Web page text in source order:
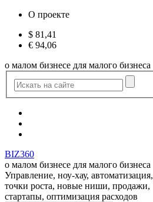
О проекте
$ 81,41
€ 94,06
о малом бизнесе для малого бизнеса
BIZ360
о малом бизнесе для малого бизнеса
Управление, ноу-хау, автоматизация,
точки роста, новые ниши, продажи,
стартапы, оптимизация расходов